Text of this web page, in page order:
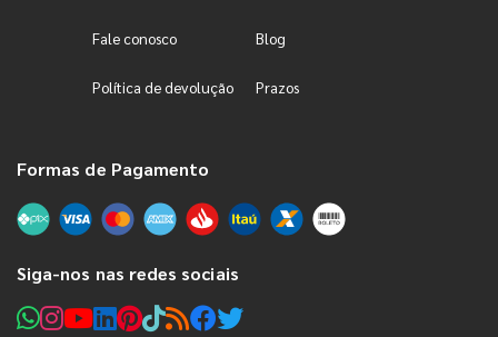
Fale conosco Blog
Política de devolução Prazos
Formas de Pagamento
Siga-nos nas redes sociais